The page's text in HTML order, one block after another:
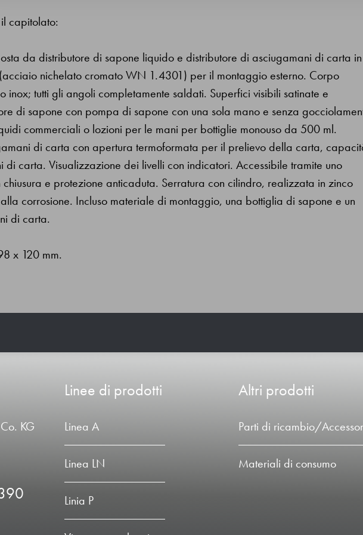
capitolato:
da distributore di sapone liquido e distributore di asciugamani di carta in
nichelato cromato WN 1.4301) per il montaggio esterno. Corpo
inox; tutti gli angoli completamente saldati. Superfici visibili satinate e
di sapone con pompa di sapone con una sola mano e senza
commerciali o lozioni per le mani per bottiglie monouso da 500 ml.
di carta con apertura termoformata per il prelievo della carta,
carta. Visualizzazione dei livelli con indicatori. Accessibile tramite uno
chiusura e protezione anticaduta. Serratura con cilindro, realizzata in zinco
alla corrosione. Incluso materiale di montaggio, una bottiglia di sapone e un
di carta.
x 120 mm.
KG
Linee di prodotti
Linea A
Linea LN
Linia P
Altri prodotti
Parti di ricambio/
Materiali di consumo